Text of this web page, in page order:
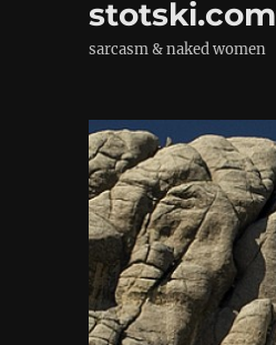
stotski.com
sarcasm & naked women